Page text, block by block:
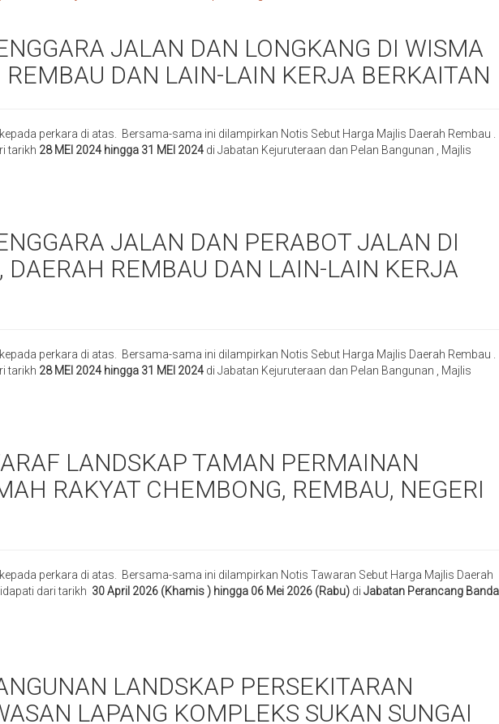
JALAN DAN LONGKANG DI WISMA
REMBAU DAN LAIN-LAIN KERJA BERKAITAN
perkara di atas. Bersama-sama ini dilampirkan Notis Sebut Harga Majlis Daerah Rembau .
tarikh 28 MEI 2024 hingga 31 MEI 2024 di Jabatan Kejuruteraan dan Pelan Bangunan , Majlis
JALAN DAN PERABOT JALAN DI
DAERAH REMBAU DAN LAIN-LAIN KERJA
perkara di atas. Bersama-sama ini dilampirkan Notis Sebut Harga Majlis Daerah Rembau .
tarikh 28 MEI 2024 hingga 31 MEI 2024 di Jabatan Kejuruteraan dan Pelan Bangunan , Majlis
LANDSKAP TAMAN PERMAINAN
RAKYAT CHEMBONG, REMBAU, NEGERI
perkara di atas. Bersama-sama ini dilampirkan Notis Tawaran Sebut Harga Majlis Daerah
dari tarikh 30 April 2026 (Khamis ) hingga 06 Mei 2026 (Rabu) di Jabatan Perancang
LANDSKAP PERSEKITARAN
LAPANG KOMPLEKS SUKAN SUNGAI